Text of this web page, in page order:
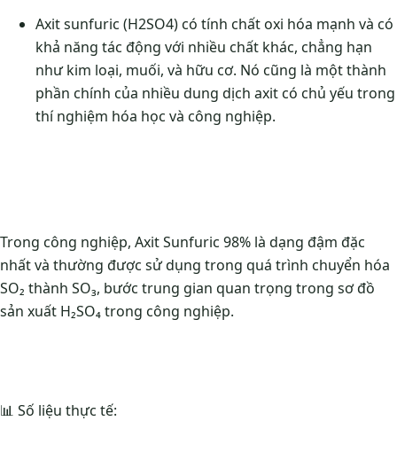
Axit sunfuric (H2SO4) có tính chất oxi hóa mạnh và có
khả năng tác động với nhiều chất khác, chẳng hạn
như kim loại, muối, và hữu cơ. Nó cũng là một thành
phần chính của nhiều dung dịch axit có chủ yếu trong
thí nghiệm hóa học và công nghiệp.
Trong công nghiệp, Axit Sunfuric 98% là dạng đậm đặc
nhất và thường được sử dụng trong quá trình chuyển hóa
SO₂ thành SO₃, bước trung gian quan trọng trong sơ đồ
sản xuất H₂SO₄ trong công nghiệp.
📊 Số liệu thực tế: